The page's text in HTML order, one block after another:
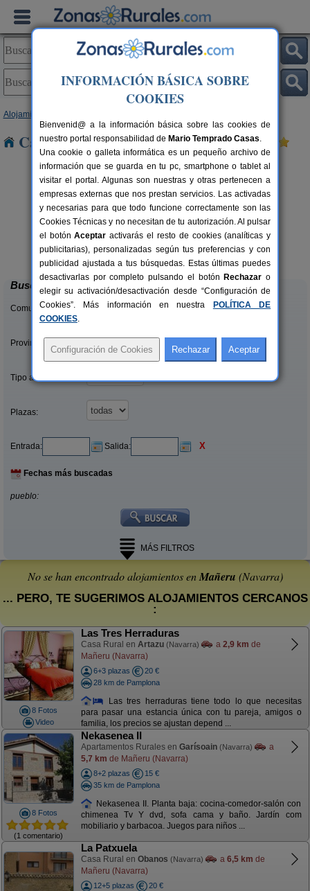
Alojamientos
Casas Rurales cerca de Mañeru
200+10 pers.
desde20 €
Camping Bardenas
Villafranca (Navarra)
Buscar
Comunidades:
Provincias/Islas:
Tipo alquiler:
Plazas:
Entrada: Salida: X
Fechas más buscadas
pueblo:
MÁS FILTROS
No se han encontrado alojamientos enMañeru (Navarra)
... PERO, TE SUGERIMOS ALOJAMIENTOS CERCANOS
:
8 Fotos
Video
Las Tres Herraduras
Casa Rural en Artazu (Navarra) a 2,9 km de
Mañeru (Navarra)
6+3 plazas
20 €
28 km de Pamplona
Las tres herraduras tiene todo lo que necesitas
para pasar una estancia única con tu pareja, amigos o
familia, los precios se ajustan depend ...
8 Fotos
(1 comentario)
Nekasenea II
Apartamentos Rurales en Garísoain (Navarra)
a
5,7 km de Mañeru (Navarra)
8+2 plazas
15 €
35 km de Pamplona
Nekasenea II. Planta baja: cocina-comedor-salón con
chimenea Tv Y dvd, sofa cama y baño. Jardín com
mobiliario y barbacoa. Juegos para niños ...
La Patxuela
Casa Rural en Obanos (Navarra) a 6,5 km de
Mañeru (Navarra)
12+5 plazas
20 €
INFORMACIÓN BÁSICA SOBRE
COOKIES
Bienvenid@ a la información básica sobre las cookies de
nuestro portal responsabilidad de Mario Temprado Casas.
Una cookie o galleta informática es un pequeño archivo de
información que se guarda en tu pc, smartphone o tablet al
visitar el portal. Algunas son nuestras y otras pertenecen a
empresas externas que nos prestan servicios. Las activadas
y necesarias para que todo funcione correctamente son las
Cookies Técnicas y no necesitan de tu autorización. Al pulsar
el botónAceptar activarás el resto de cookies (analíticas y
publicitarias), personalizadas según tus preferencias y con
publicidad ajustada a tus búsquedas. Estas últimas puedes
desactivarlas por completo pulsando el botón Rechazar o
elegir su activación/desactivación desde “Configuración de
Cookies”. Más información en nuestra
POLÍTICA DE
COOKIES.